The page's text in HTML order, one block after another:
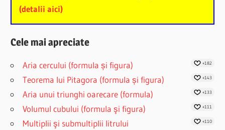
(detalii aici)
Cele mai apreciate
Aria cercului (formula și figura) +182
Teorema lui Pitagora (formula și figura) +143
Aria unui triunghi oarecare (formula) +133
Volumul cubului (formula şi figura) +111
Multiplii şi submultiplii litrului +110